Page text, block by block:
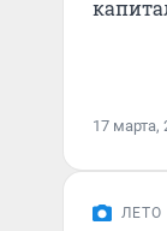
17 марта,
ЛЕТО